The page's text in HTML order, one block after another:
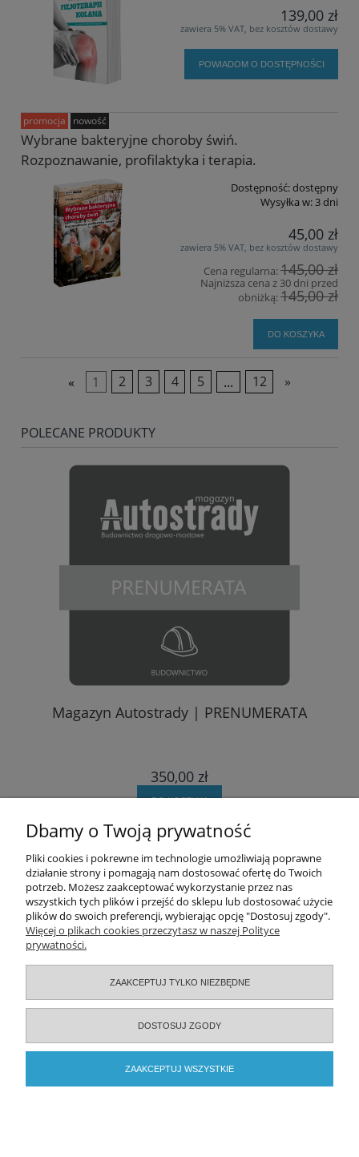
139,00 zł
zawiera 5% VAT, bez kosztów dostawy
POWIADOM O DOSTĘPNOŚCI
Wybrane bakteryjne choroby świń.
Rozpoznawanie, profilaktyka i terapia.
Dostępność:dostępny
Wysyłka w:3 dni
45,00 zł
zawiera 5% VAT, bez kosztów dostawy
Cena regularna:145,00 zł
Najniższa cena z 30 dni przed
obniżką:145,00 zł
DO KOSZYKA
promocja nowość
« 1 2 3 4 5 ... 12 »
POLECANE PRODUKTY
Magazyn Autostrady | PRENUMERATA
350,00 zł
DO KOSZYKA
Moje konto
Zamówienia
Informacje
O nas
Serwisy specjalistyczne
Dbamy o Twoją prywatność
Pliki cookies i pokrewne im technologie umożliwiają poprawne
działanie strony i pomagają nam dostosować ofertę do Twoich
potrzeb. Możesz zaakceptować wykorzystanie przez nas
wszystkich tych plików i przejść do sklepu lub dostosować użycie
plików do swoich preferencji, wybierając opcję "Dostosuj zgody".
Więcej o plikach cookies przeczytasz w naszej Polityce
prywatności.
ZAAKCEPTUJ TYLKO NIEZBĘDNE
DOSTOSUJ ZGODY
ZAAKCEPTUJ WSZYSTKIE